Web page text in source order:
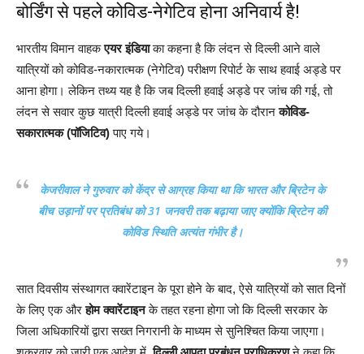
बोर्डिंग से पहले कोविड-नेगेटिव होना अनिवार्य है!
भारतीय विमान वाहकएयर इंडियाका कहना है कि लंदन से दिल्ली आने वाले
यात्रियों को कोविड-नकारात्मक (नेगेटिव) परीक्षण रिपोर्ट के साथ हवाई अड्डे पर
आना होगा। लेकिन तथ्य यह है कि जब दिल्ली हवाई अड्डे पर जांच की गई, तो
लंदन से सवार कुछ यात्री दिल्ली हवाई अड्डे पर जांच के दौरानकोविड-
सकारात्मक (पॉजिटिव)पाए गये।
केजरीवाल ने गुरुवार को केंद्र से आग्रह किया था कि भारत और ब्रिटेन के
बीच उड़ानों पर प्रतिबंध को 31 जनवरी तक बढ़ाया जाए क्योंकि ब्रिटेन की
कोविड स्थिति अत्यंत गंभीर है।
सात दिवसीय संस्थागत क्वारेंटाइन के पूरा होने के बाद, ऐसे यात्रियों को सात दिनों
के लिए एक औरहोम क्वारेंटाइनके तहत रहना होगा जो कि दिल्ली सरकार के
जिला अधिकारियों द्वारा सख्त निगरानी के माध्यम से सुनिश्चित किया जाएगा।